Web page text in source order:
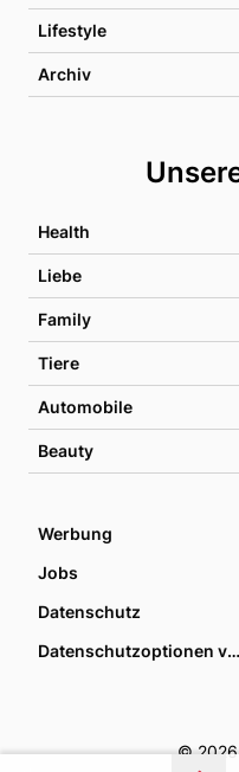
Lifestyle
Archiv
Health
Liebe
Family
Tiere
Automobile
Beauty
Werbung
Jobs
Datenschutz
Datenschutzoptionen verwalten
© 2026